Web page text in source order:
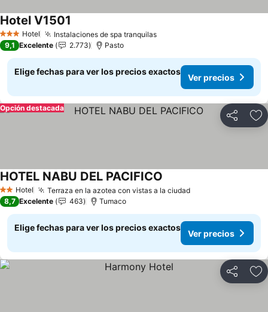
3 Estrellas
Hotel Instalaciones de spa tranquilasVer precios
Hotel V1501
9,1 Excelente 2.773 Pasto
Elige fechas para ver los precios exactos
Ver precios
Compartir
Opción destacada
2 Estrellas
Hotel Terraza en la azotea con vistas a la ciudadVer precios
HOTEL NABU DEL PACIFICO
8,7 Excelente 463 Tumaco
Elige fechas para ver los precios exactos
Ver precios
Compartir